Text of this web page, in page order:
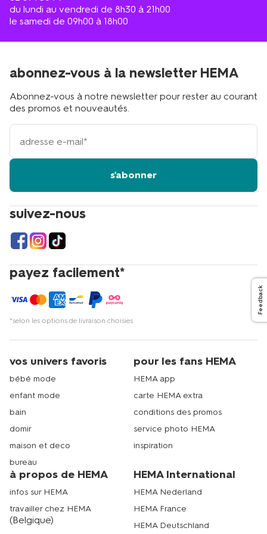
du lundi au vendredi de 8h30 à 21h00
le samedi de 09h00 à 18h00
suivez-nous
payez facilement*
*selon les options de livraison choisies
abonnez-vous à la newsletter HEMA
Abonnez-vous à notre newsletter pour rester au courant
des promos et nouveautés.
votre
adresse
s'abonner
vos univers favoris
bébé mode
enfant mode
bain
domir
maison et deco
bureau
pour les fans HEMA
HEMA app
carte HEMA extra
conditions des promos
service photo HEMA
inspiration
à propos de HEMA
infos sur HEMA
travailler chez HEMA
(Belgique)
HEMA International
HEMA Nederland
HEMA France
HEMA Deutschland
Feedback